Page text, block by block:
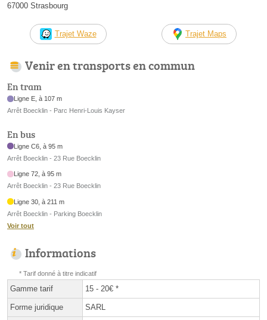
67000 Strasbourg
Trajet Waze Trajet Maps
Venir en transports en commun
En tram
Ligne E, à 107 m
Arrêt Boecklin - Parc Henri-Louis Kayser
En bus
Ligne C6, à 95 m
Arrêt Boecklin - 23 Rue Boecklin
Ligne 72, à 95 m
Arrêt Boecklin - 23 Rue Boecklin
Ligne 30, à 211 m
Arrêt Boecklin - Parking Boecklin
Voir tout
Informations
* Tarif donné à titre indicatif
Gamme tarif 15 - 20€ *
Forme juridique SARL